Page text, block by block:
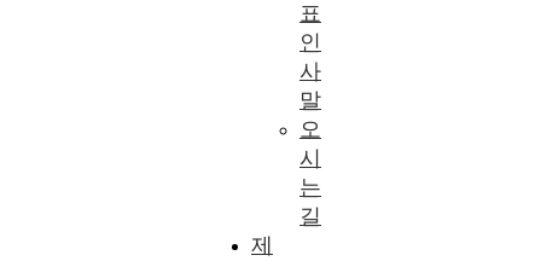
표
인
사
말
오
시
는
길
제